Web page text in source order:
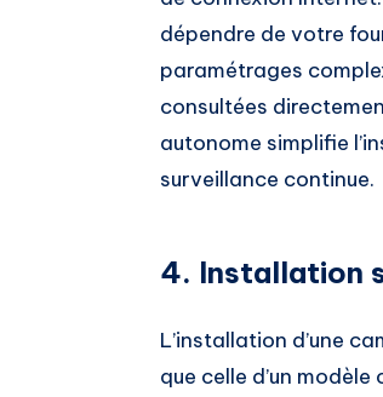
dépendre de votre
paramétrages
consultées
autonome simplifie
surveillance continue.
4. Installation
L’installation d’une
que celle d’un